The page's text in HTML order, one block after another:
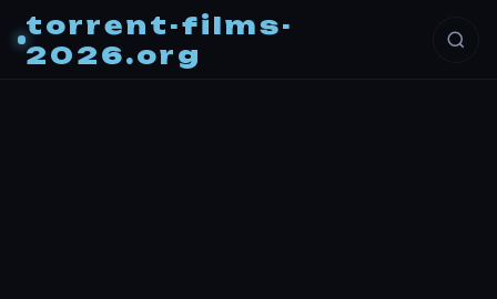
torrent-films-
2026.org